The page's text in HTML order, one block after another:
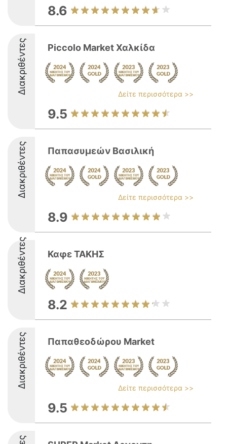
8.6
Διακριθέντες Piccolo Market Χαλκίδα
Δείτε περισσότερα >>
9.5
Διακριθέντες Παπασυμεών Βασιλική
Δείτε περισσότερα >>
8.9
Διακριθέντες Καφε ΤΑΚΗΣ
8.2
Διακριθέντες Παπαθεοδώρου Market
Δείτε περισσότερα >>
9.5